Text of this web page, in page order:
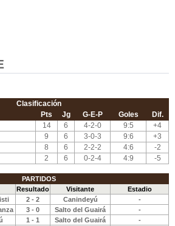
Clasificación
Pts Jg G-E-P Goles
Dif.
14 6 4-2-0 9:5
+4
9 6 3-0-3 9:6
+3
8 6 2-2-2 4:6
-2
2 6 0-2-4 4:9 -5
PARTIDOS
Resultado Visitante Estadio
2 - 2 Canindeyú
-
3 - 0 Salto del Guairá -
1 - 1 Salto del Guairá -